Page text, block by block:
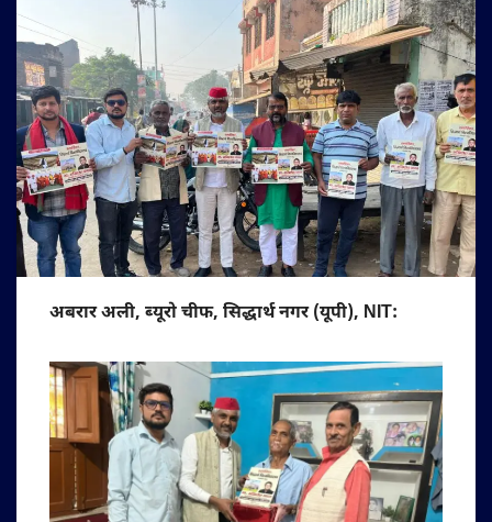
अबरार अली, ब्यूरो चीफ, सिद्धार्थ नगर (यूपी), NIT: